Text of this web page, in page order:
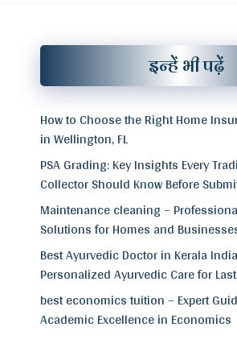
इन्हें भी पढ़ें
How to Choose the Right Home
in Wellington, FL
PSA Grading: Key Insights Every
Collector Should Know Before
Maintenance cleaning –
Solutions for Homes and
Best Ayurvedic Doctor in Kerala
Personalized Ayurvedic Care for
best economics tuition – Expert
Academic Excellence in Economics